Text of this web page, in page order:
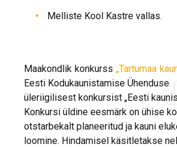
Melliste Kool Kastre vallas.
Maakondlik konkurss „Tartumaa
Eesti Kodukaunistamise Ühenduse
üleriigilisest konkursist „Eesti kaunis
Konkursi üldine eesmärk on ühise
otstarbekalt planeeritud ja kauni
loomine. Hindamisel käsitletakse